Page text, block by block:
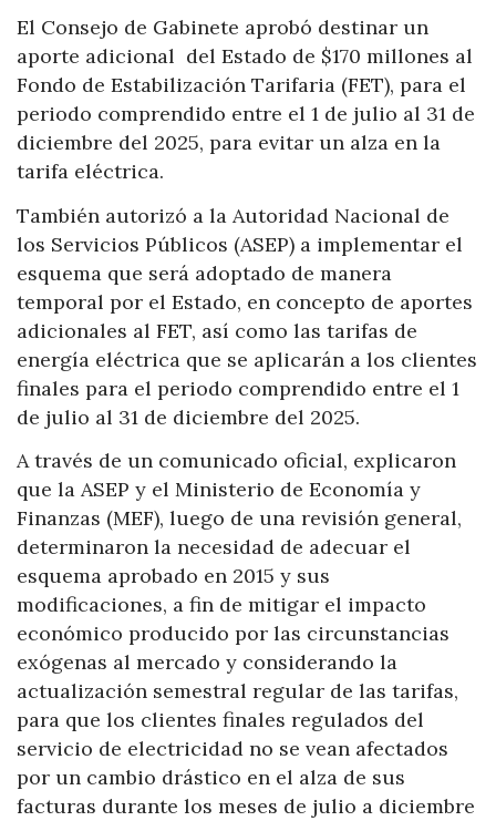
El Consejo de Gabinete aprobó destinar un
aporte adicional del Estado de $170 millones al
Fondo de Estabilización Tarifaria (FET), para el
periodo comprendido entre el 1 de julio al 31 de
diciembre del 2025, para evitar un alza en la
tarifa eléctrica.
También autorizó a la Autoridad Nacional de
los Servicios Públicos (ASEP) a implementar el
esquema que será adoptado de manera
temporal por el Estado, en concepto de aportes
adicionales al FET, así como las tarifas de
energía eléctrica que se aplicarán a los clientes
finales para el periodo comprendido entre el 1
de julio al 31 de diciembre del 2025.
A través de un comunicado oficial, explicaron
que la ASEP y el Ministerio de Economía y
Finanzas (MEF), luego de una revisión general,
determinaron la necesidad de adecuar el
esquema aprobado en 2015 y sus
modificaciones, a fin de mitigar el impacto
económico producido por las circunstancias
exógenas al mercado y considerando la
actualización semestral regular de las tarifas,
para que los clientes finales regulados del
servicio de electricidad no se vean afectados
por un cambio drástico en el alza de sus
facturas durante los meses de julio a diciembre